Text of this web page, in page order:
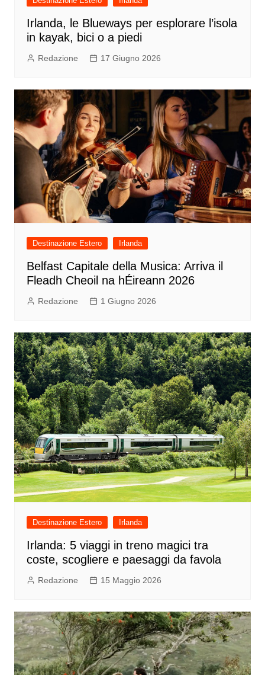
Irlanda, le Blueways per esplorare l’isola
in kayak, bici o a piedi
Redazione 17 Giugno 2026
Destinazione Estero Irlanda
Belfast Capitale della Musica: Arriva il
Fleadh Cheoil na hÉireann 2026
Redazione 1 Giugno 2026
Destinazione Estero Irlanda
Irlanda: 5 viaggi in treno magici tra
coste, scogliere e paesaggi da favola
Redazione 15 Maggio 2026